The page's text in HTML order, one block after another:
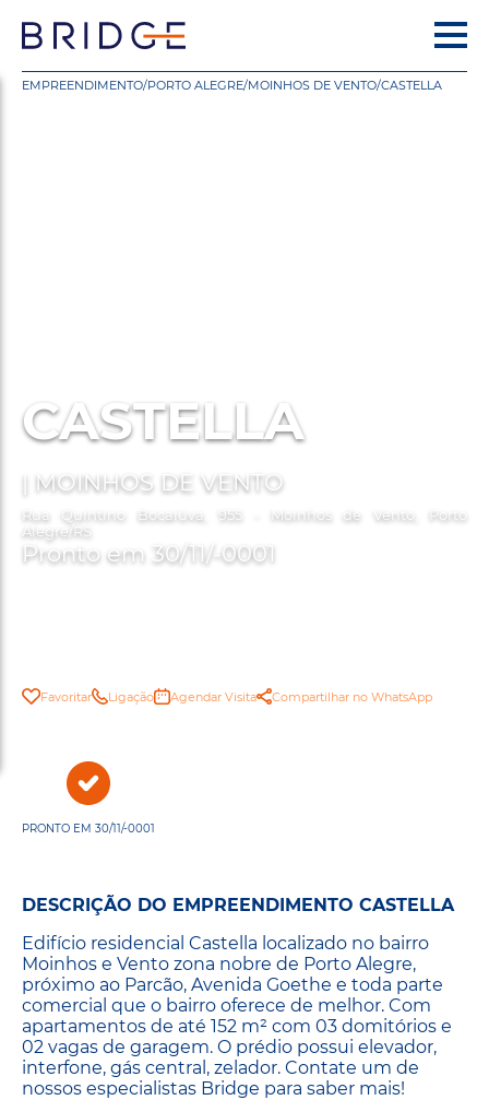
EMPREENDIMENTO/PORTO ALEGRE/MOINHOS DE VENTO/CASTELLA
CASTELLA
| MOINHOS DE VENTO
Rua Quintino Bocaiúva, 955 - Moinhos de Vento, Porto
Alegre/RS
Pronto em 30/11/-0001
Favoritar Ligação Agendar Visita Compartilhar no WhatsApp
PRONTO EM 30/11/-0001
DESCRIÇÃO DO EMPREENDIMENTO CASTELLA
Edifício residencial Castella localizado no bairro
Moinhos e Vento zona nobre de Porto Alegre,
próximo ao Parcão, Avenida Goethe e toda parte
comercial que o bairro oferece de melhor. Com
apartamentos de até 152 m² com 03 domitórios e
02 vagas de garagem. O prédio possui elevador,
interfone, gás central, zelador. Contate um de
nossos especialistas Bridge para saber mais!